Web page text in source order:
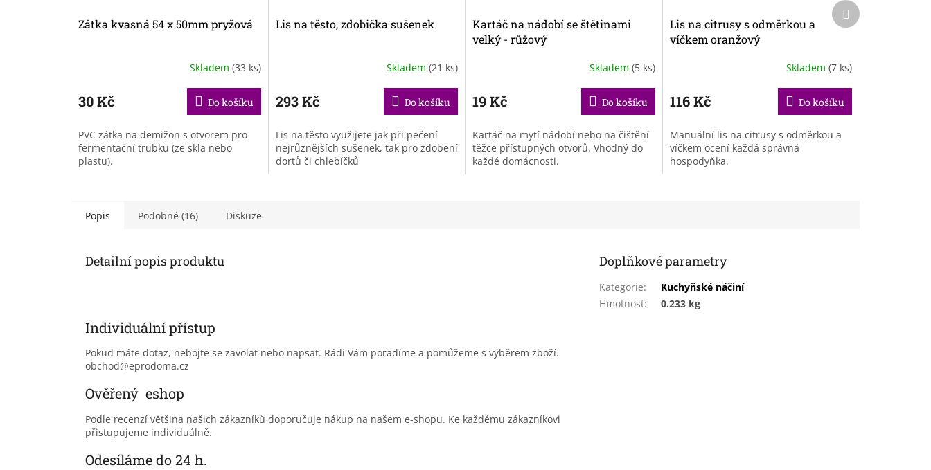
Zátka kvasná 54 x 50mm pryžová
Skladem (33 ks)
30 Kč Do košíku
PVC zátka na demižon s otvorem pro
fermentační trubku (ze skla nebo
plastu).
Lis na těsto, zdobička sušenek
Skladem (21 ks)
293 Kč Do košíku
Lis na těsto využijete jak při pečení
nejrůznějších sušenek, tak pro zdobení
dortů či chlebíčků
Kartáč na nádobí se štětinami
velký - růžový
Skladem (5 ks)
19 Kč Do košíku
Kartáč na mytí nádobí nebo na čištění
těžce přístupných otvorů. Vhodný do
každé domácnosti.
Lis na citrusy s odměrkou a
víčkem oranžový
Skladem (7 ks)
116 Kč Do košíku
Manuální lis na citrusy s odměrkou a
víčkem ocení každá správná
hospodyňka.
Další
produkt
Popis Podobné (16) Diskuze
Detailní popis produktu
Individuální přístup
Pokud máte dotaz, nebojte se zavolat nebo napsat. Rádi Vám poradíme a pomůžeme s výběrem zboží.
obchod@eprodoma.cz
Ověřený eshop
Podle recenzí většina našich zákazníků doporučuje nákup na našem e-shopu. Ke každému zákazníkovi
přistupujeme individuálně.
Odesíláme do 24 h.
Doplňkové parametry
Kategorie:
Kuchyňské náčiní
Hmotnost: 0.233 kg